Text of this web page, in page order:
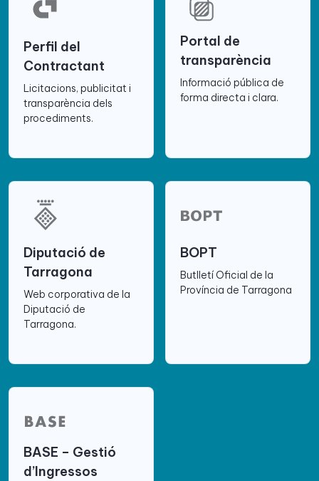
Perfil del
Contractant
Licitacions, publicitat i
transparència dels
procediments.
Portal de
transparència
Informació pública de
forma directa i clara.
Diputació de
Tarragona
Web corporativa de la
Diputació de
Tarragona.
BOPT
Butlletí Oficial de la
Província de Tarragona
BASE – Gestió
d’Ingressos